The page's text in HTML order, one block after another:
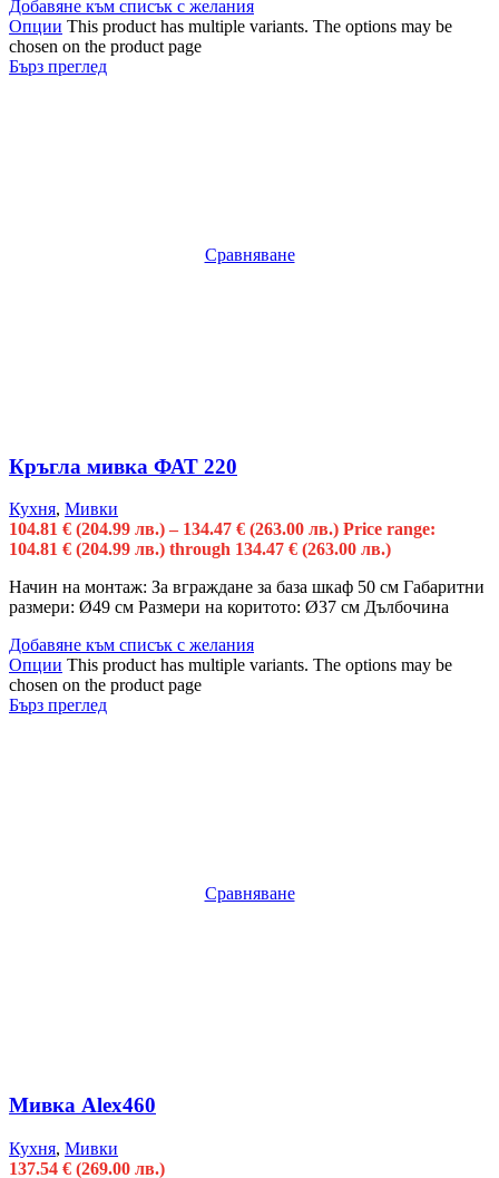
Добавяне към списък с желания
Опции This product has multiple variants. The options may be
chosen on the product page
Бърз преглед
Сравняване
Кръгла мивка ФАТ 220
Кухня, Мивки
104.81 € (204.99 лв.) – 134.47 € (263.00 лв.) Price range:
104.81 € (204.99 лв.) through 134.47 € (263.00 лв.)
Начин на монтаж: За вграждане за база шкаф 50 см Габаритни
размери: Ø49 см Размери на коритото: Ø37 см Дълбочина
Добавяне към списък с желания
Опции This product has multiple variants. The options may be
chosen on the product page
Бърз преглед
Сравняване
Мивка Alex460
Кухня, Мивки
137.54 € (269.00 лв.)